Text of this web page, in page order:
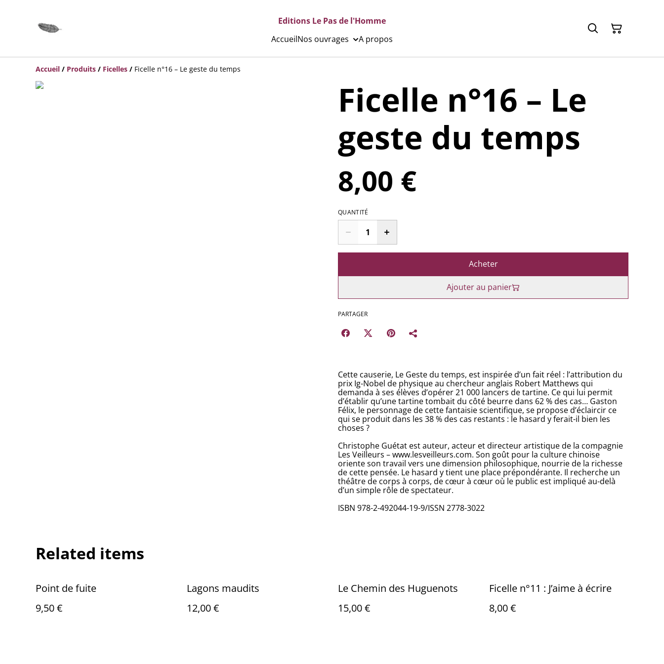
Editions Le Pas de l'Homme
AccueilNos ouvrages A propos
Accueil / Produits / Ficelles / Ficelle n°16 – Le geste du temps
Ficelle n°16 – Le
geste du temps
8,00 €
QUANTITÉ
Acheter
Ajouter au panier
PARTAGER
Cette causerie, Le Geste du temps, est inspirée d’un fait réel : l’attribution du
prix Ig-Nobel de physique au chercheur anglais Robert Matthews qui
demanda à ses élèves d’opérer 21 000 lancers de tartine. Ce qui lui permit
d’établir qu’une tartine tombait du côté beurre dans 62 % des cas… Gaston
Félix, le personnage de cette fantaisie scientifique, se propose d’éclaircir ce
qui se produit dans les 38 % des cas restants : le hasard y ferait-il bien les
choses ?
Christophe Guétat est auteur, acteur et directeur artistique de la compagnie
Les Veilleurs – www.lesveilleurs.com. Son goût pour la culture chinoise
oriente son travail vers une dimension philosophique, nourrie de la richesse
de cette pensée. Le hasard y tient une place prépondérante. Il recherche un
théâtre de corps à corps, de cœur à cœur où le public est impliqué au-delà
d’un simple rôle de spectateur.
ISBN 978-2-492044-19-9/ISSN 2778-3022
Related items
Point de fuite
9,50 €
Lagons maudits
12,00 €
Le Chemin des Huguenots
15,00 €
Ficelle n°11 : J’aime à écrire
8,00 €